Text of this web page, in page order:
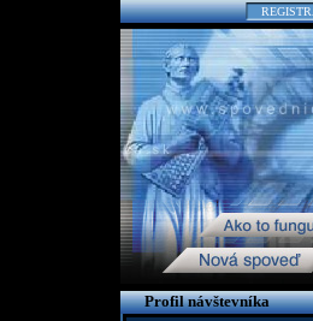
Profil návštevníka